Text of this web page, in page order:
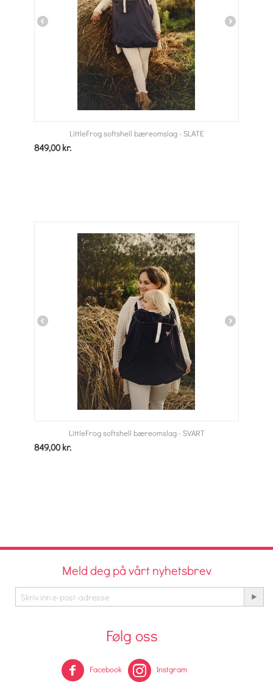
LittleFrog softshell bæreomslag - SLATE
849,00 kr.
LittleFrog softshell bæreomslag - SVART
849,00 kr.
Meld deg på vårt nyhetsbrev
Følg oss
Facebook Instgram